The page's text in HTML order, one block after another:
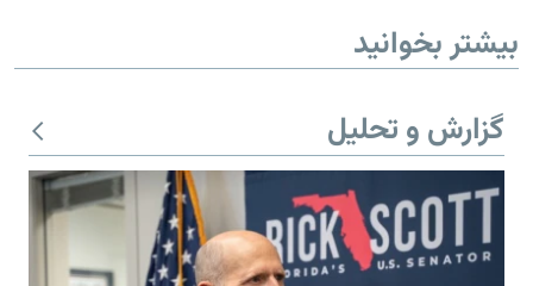
بیشتر بخوانید
گزارش و تحلیل